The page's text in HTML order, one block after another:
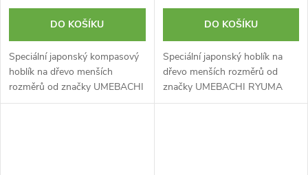
DO KOŠÍKU
Speciální japonský kompasový
hoblík na dřevo menších
rozměrů od značky UMEBACHI
RYUMA typu Sori-Dai Kanna
DO KOŠÍKU
Speciální japonský hoblík na
dřevo menších rozměrů od
značky UMEBACHI RYUMA
typu Uchimaru Kanna s